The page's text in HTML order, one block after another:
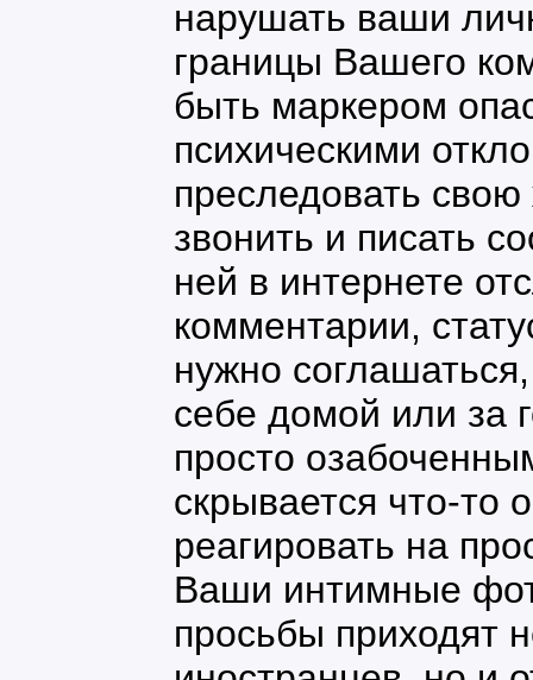
нарушать ваши
границы Вашего
быть маркером
психическими
преследовать
звонить и писать
ней в интернете
комментарии,
нужно
себе домой или за
просто
скрывается что-то
реагировать на
Ваши интимные
просьбы приходят